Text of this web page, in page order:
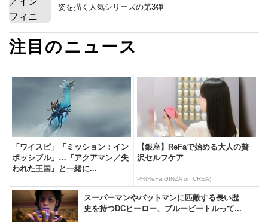
姿を描く人気シリーズの第3弾
注目のニュース
「ワイスピ」「ミッション：イン
ポッシブル」…『アクアマン／失
われた王国』と一緒に...
【銀座】ReFaで始める大人の贅
沢セルフケア
PR(ReFa GINZA on CREA)
スーパーマンやバットマンに匹敵する長い歴
史を持つDCヒーロー、ブルービートルって...